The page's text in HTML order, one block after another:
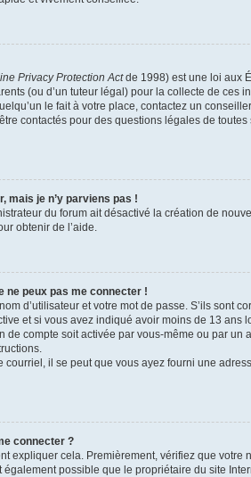
Privacy Protection Actde 1998) est une loi aux
(ou d’un tuteur légal) pour la collecte de ces
le fait à votre place, contactez un
contactés pour des questions légales de
mais je n’y parviens pas !
du forum ait désactivé la création de
obtenir de l’aide.
ne peux pas me connecter !
d’utilisateur et votre mot de passe. S’ils sont
et si vous avez indiqué avoir moins de 13
de compte soit activée par vous-même ou par
courriel, il se peut que vous ayez fourni une
connecter ?
expliquer cela. Premièrement, vérifiez que votre
également possible que le propriétaire du site